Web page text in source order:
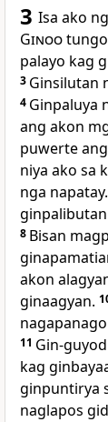
3 Isa ako
Ginoo
palayo kag
3 Ginsilutan
4 Ginpaluya
ang akon
puwerte
niya ako sa
nga napatay.
8 Bisan
akon
ginaagyan.
11 Gin-
kag
ginpuntirya
naglapos